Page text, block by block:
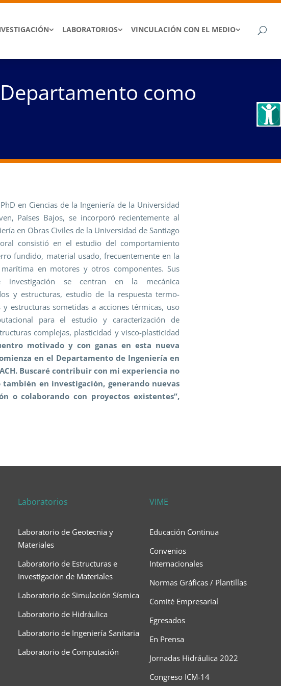
LABORATORIOS VINCULACIÓN CON EL MEDIO
como
en Ciencias de la Ingeniería de la Universidad
Países Bajos, se incorporó recientemente al
en Obras Civiles de la Universidad de Santiago
consistió en el estudio del comportamiento
fundido, material usado, frecuentemente en la
en motores y otros componentes. Sus
investigación se centran en la mecánica
y estructuras, estudio de la respuesta termo-
y estructuras sometidas a acciones térmicas, uso
para el estudio y caracterización de
complejas, plasticidad y visco-plasticidad
motivado y con ganas en esta nueva
en el Departamento de Ingeniería en
Buscaré contribuir con mi experiencia no
también en investigación, generando nuevas
o colaborando con proyectos existentes”,
Laboratorios
Laboratorio de Geotecnia y
Materiales
Laboratorio de Estructuras e
Investigación de Materiales
Laboratorio de Simulación Sísmica
Laboratorio de Hidráulica
Laboratorio de Ingeniería Sanitaria
Laboratorio de Computación
VIME
Educación Continua
Convenios
Internacionales
Normas Gráficas / Plantillas
Comité Empresarial
Egresados
En Prensa
Jornadas Hidráulica 2022
Congreso ICM-14